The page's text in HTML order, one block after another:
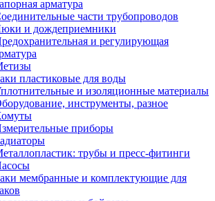
арматура
части трубопроводов
и дождеприемники
и регулирующая
пластиковые для воды
и изоляционные материалы
инструменты, разное
приборы
трубы и пресс-фитинги
мембранные и комплектующие для